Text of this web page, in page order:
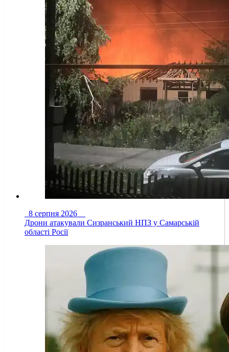
8 серпня 2026
Дрони атакували Сизранський НПЗ у Самарській
області Росії